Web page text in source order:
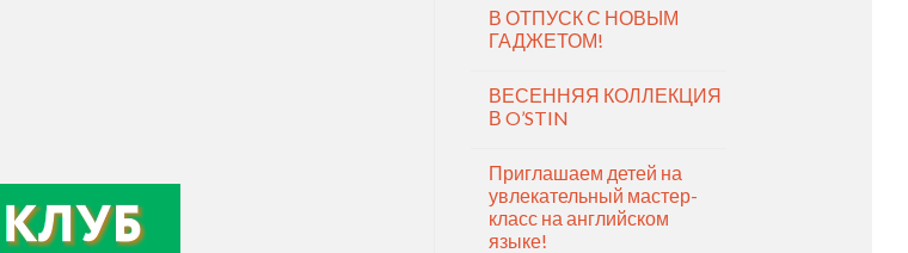
В ОТПУСК С НОВЫМ
ГАДЖЕТОМ!
ВЕСЕННЯЯ КОЛЛЕКЦИЯ
В O’STIN
Приглашаем детей на
увлекательный мастер-
класс на английском
языке!